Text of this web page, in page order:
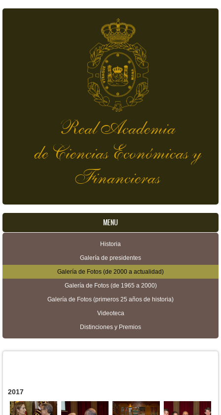
Real Academia
de Ciencias Económicas y
Financieras
MENU
Historia
Galería de presidentes
Galería de Fotos (de 2000 a actualidad)
Galería de Fotos (de 1965 a 2000)
Galería de Fotos (primeros 25 años de historia)
Videoteca
Distinciones y Premios
2017